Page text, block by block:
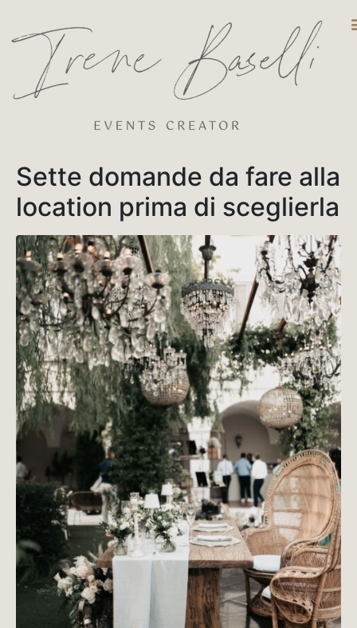
Sette domande da fare alla
location prima di sceglierla